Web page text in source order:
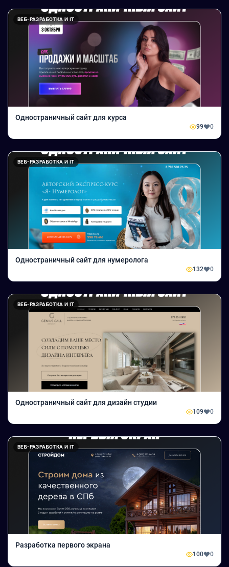
ВЕБ-РАЗРАБОТКА И IT
Одностраничный сайт для курса
99 0
ВЕБ-РАЗРАБОТКА И IT
Одностраничный сайт для нумеролога
132 0
ВЕБ-РАЗРАБОТКА И IT
Одностраничный сайт для дизайн студии
109 0
ВЕБ-РАЗРАБОТКА И IT
Разработка первого экрана
100 0